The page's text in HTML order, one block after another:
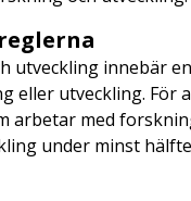
utveckling innebär
eller utveckling. För
arbetar med
under minst